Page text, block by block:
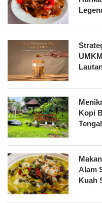
Kopi
Alam
Kuah